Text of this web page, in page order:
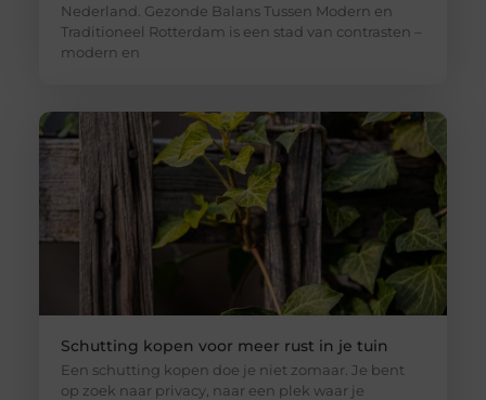
Nederland. Gezonde Balans Tussen Modern en
Traditioneel Rotterdam is een stad van contrasten –
modern en
Schutting kopen voor meer rust in je tuin
Een schutting kopen doe je niet zomaar. Je bent
op zoek naar privacy, naar een plek waar je